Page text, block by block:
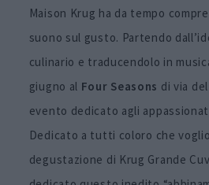
Maison Krug ha da tempo
suono sul gusto. Partendo
culinario e traducendolo in
giugno al Four Seasons di via
evento dedicato agli
Dedicato a tutti coloro che
degustazione di Krug Grande